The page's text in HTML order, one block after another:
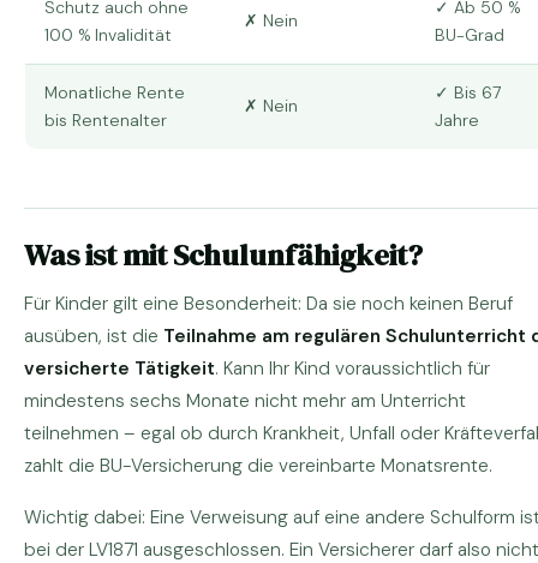
Schutz auch ohne
100 % Invalidität
✗ Nein
✓ Ab 50 %
BU-Grad
Monatliche Rente
bis Rentenalter
✗ Nein
✓ Bis 67
Jahre
Was ist mit Schulunfähigkeit?
Für Kinder gilt eine Besonderheit: Da sie noch keinen Beruf
ausüben, ist die Teilnahme am regulären Schulunterricht
versicherte Tätigkeit. Kann Ihr Kind voraussichtlich für
mindestens sechs Monate nicht mehr am Unterricht
teilnehmen – egal ob durch Krankheit, Unfall oder
zahlt die BU-Versicherung die vereinbarte Monatsrente.
Wichtig dabei: Eine Verweisung auf eine andere Schulform
bei der LV1871 ausgeschlossen. Ein Versicherer darf also nicht